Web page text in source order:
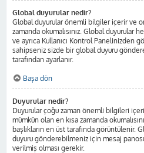
Global duyurular nedir?
Global duyurular önemli bilgiler içerir ve
zamanda okumalısınız. Global duyurular
ve ayrıca Kullanıcı Kontrol Panelinizden
sahipseniz sizde bir global duyuru
tarafından ayarlanır.
Başa dön
Duyurular nedir?
Duyurular çoğu zaman önemli bilgileri
mümkün olan en kısa zamanda
başlıkların en üst tarafında görüntülenir.
duyuru gönderebilmeniz için mesaj
verilmiş olması gerekir.